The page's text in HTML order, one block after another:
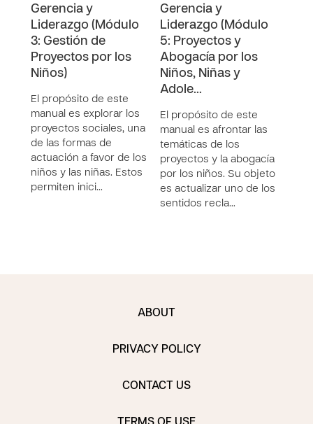
Gerencia y
Liderazgo (Módulo
3: Gestión de
Proyectos por los
Niños)
El propósito de este
manual es explorar los
proyectos sociales, una
de las formas de
actuación a favor de los
niños y las niñas. Estos
permiten inici…
Gerencia y
Liderazgo (Módulo
5: Proyectos y
Abogacía por los
Niños, Niñas y
Adole…
El propósito de este
manual es afrontar las
temáticas de los
proyectos y la abogacía
por los niños. Su objeto
es actualizar uno de los
sentidos recla…
ABOUT
PRIVACY POLICY
CONTACT US